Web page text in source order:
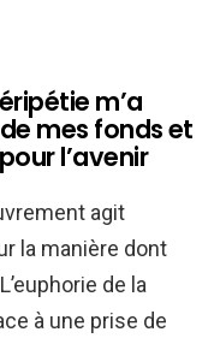
m’a
mes fonds et
l’avenir
agit
la manière dont
de la
à une prise de